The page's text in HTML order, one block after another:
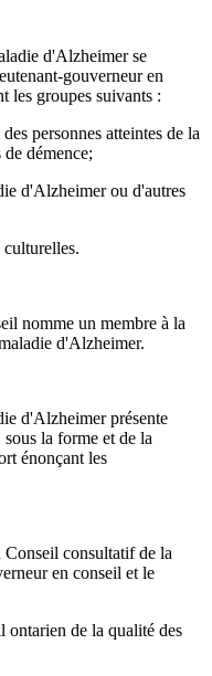
d'Alzheimer se
gouverneur en
les groupes suivants :
personnes atteintes de la
démence;
d'Alzheimer ou d'autres
nomme un membre à la
d'Alzheimer.
d'Alzheimer présente
la forme et de la
énonçant les
consultatif de la
en conseil et le
ontarien de la qualité des